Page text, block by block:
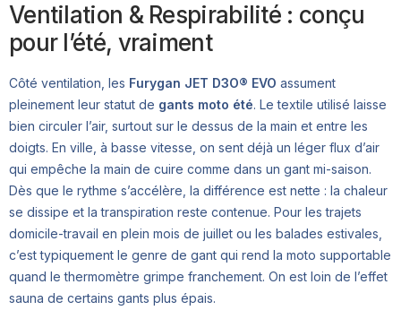
Ventilation & Respirabilité : conçu
pour l’été, vraiment
Côté ventilation, les Furygan JET D3O® EVO assument
pleinement leur statut de gants moto été. Le textile utilisé laisse
bien circuler l’air, surtout sur le dessus de la main et entre les
doigts. En ville, à basse vitesse, on sent déjà un léger flux d’air
qui empêche la main de cuire comme dans un gant mi-saison.
Dès que le rythme s’accélère, la différence est nette : la chaleur
se dissipe et la transpiration reste contenue. Pour les trajets
domicile-travail en plein mois de juillet ou les balades estivales,
c’est typiquement le genre de gant qui rend la moto supportable
quand le thermomètre grimpe franchement. On est loin de l’effet
sauna de certains gants plus épais.